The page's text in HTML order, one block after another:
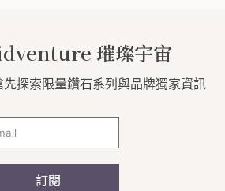
璀璨宇宙
探索限量鑽石系列與品牌獨家資訊
訂閱